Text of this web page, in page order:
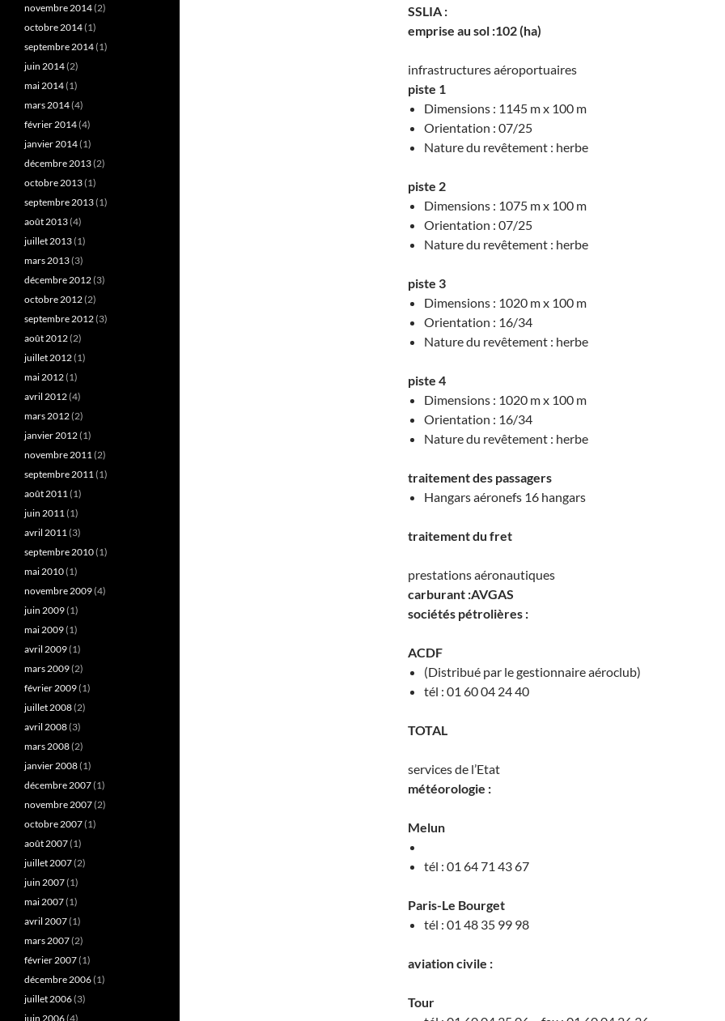
SSLIA :
emprise au sol :102 (ha)
infrastructures aéroportuaires
piste 1
Dimensions : 1145 m x 100 m
Orientation : 07/25
Nature du revêtement : herbe
piste 2
Dimensions : 1075 m x 100 m
Orientation : 07/25
Nature du revêtement : herbe
piste 3
Dimensions : 1020 m x 100 m
Orientation : 16/34
Nature du revêtement : herbe
piste 4
Dimensions : 1020 m x 100 m
Orientation : 16/34
Nature du revêtement : herbe
traitement des passagers
Hangars aéronefs 16 hangars
traitement du fret
prestations aéronautiques
carburant :AVGAS
sociétés pétrolières :
ACDF
(Distribué par le gestionnaire aéroclub)
tél : 01 60 04 24 40
TOTAL
services de l’Etat
météorologie :
Melun
tél : 01 64 71 43 67
Paris-Le Bourget
tél : 01 48 35 99 98
aviation civile :
Tour
novembre 2014(2)
octobre 2014(1)
septembre 2014(1)
juin 2014(2)
mai 2014(1)
mars 2014(4)
février 2014(4)
janvier 2014(1)
décembre 2013(2)
octobre 2013(1)
septembre 2013(1)
août 2013(4)
juillet 2013(1)
mars 2013(3)
décembre 2012(3)
octobre 2012(2)
septembre 2012(3)
août 2012(2)
juillet 2012(1)
mai 2012(1)
avril 2012(4)
mars 2012(2)
janvier 2012(1)
novembre 2011(2)
septembre 2011(1)
août 2011(1)
juin 2011(1)
avril 2011(3)
septembre 2010(1)
mai 2010(1)
novembre 2009(4)
juin 2009(1)
mai 2009(1)
avril 2009(1)
mars 2009(2)
février 2009(1)
juillet 2008(2)
avril 2008(3)
mars 2008(2)
janvier 2008(1)
décembre 2007(1)
novembre 2007(2)
octobre 2007(1)
août 2007(1)
juillet 2007(2)
juin 2007(1)
mai 2007(1)
avril 2007(1)
mars 2007(2)
février 2007(1)
décembre 2006(1)
juillet 2006(3)
juin 2006(4)